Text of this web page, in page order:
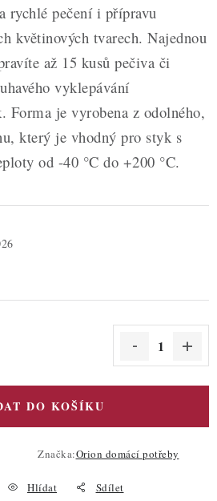
rychlé pečení i přípravu
květinových tvarech. Najednou
až 15 kusů pečiva či
vyklepávání
Forma je vyrobena z odolného,
který je vhodný pro styk s
od -40 °C do +200 °C.
DO KOŠÍKU
Značka:Orion domácí potřeby
Hlídat Sdílet